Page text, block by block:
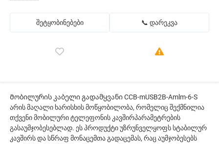
შეტყობინებები 📞 დარეკვა
Მობილურის კაბელი გადამყვანი CCB-mUSB2B-Amlm-6-S
არის მაღალი ხარისხის მოწყობილობა, რომელიც შექმნილია
თქვენი მობილური ტელეფონის კავშირპარამეტრების
გასაუმჯობესებლად. ეს პროდუქტი უზრუნველყოფს სტაბილურ
კავშირს და სწრაფ მონაცემთა გადაცემას, რაც აუმჯობესებს